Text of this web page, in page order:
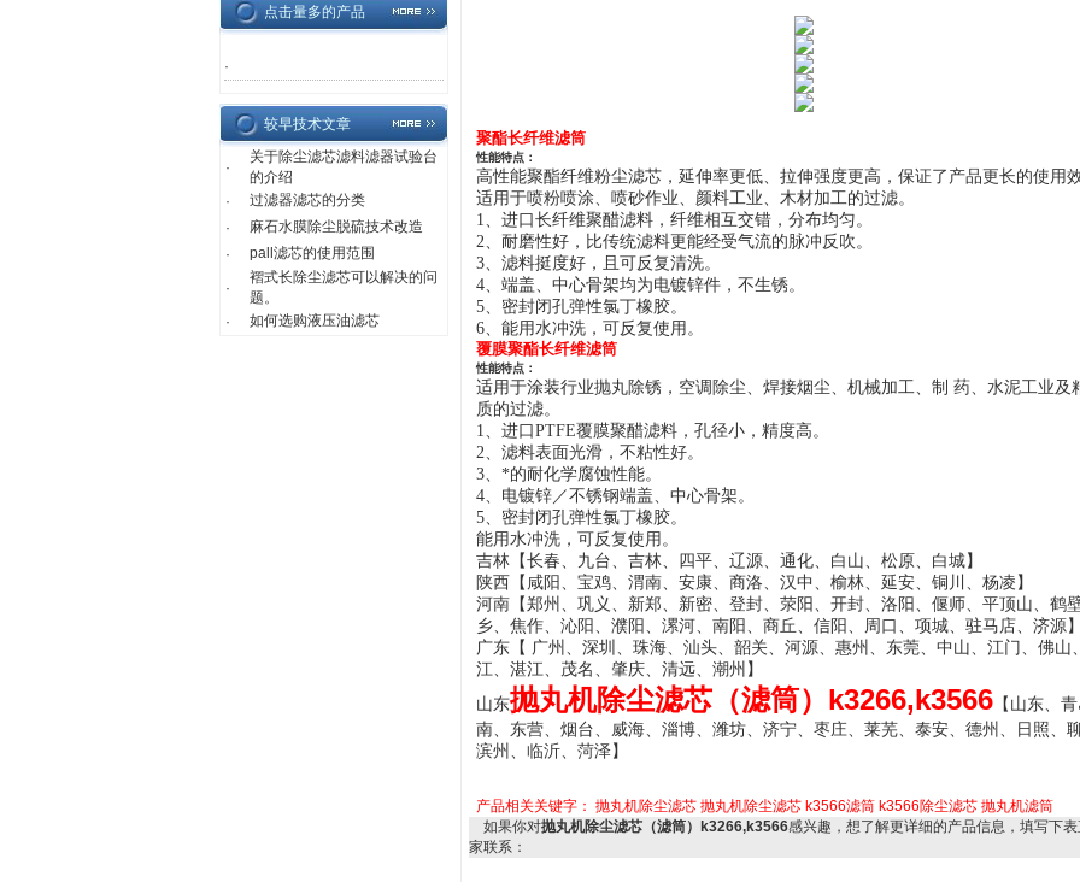
点击量多的产品
·
较早技术文章
·
关于除尘滤芯滤料滤器试验台
的介绍
·
过滤器滤芯的分类
·
麻石水膜除尘脱硫技术改造
·
pall滤芯的使用范围
·
褶式长除尘滤芯可以解决的问
题。
·
如何选购液压油滤芯
聚酯长纤维滤筒
性能特点：
高性能聚酯纤维粉尘滤芯 ，延伸率更低、拉伸强度更高，保证了产品更长的使用
适用于喷粉喷涂、喷砂作业、颜料工业、木材加工的过滤。
1、进口长纤维聚醋滤料，纤维相互交错，分布均匀。
2、耐磨性好，比传统滤料更能经受气流的脉冲反吹。
3、滤料挺度好，且可反复清洗。
4、端盖、中心骨架均为电镀锌件，不生锈。
5、密封闭孔弹性氯丁橡胶。
6、 能用水冲洗，可反复使用。
覆膜聚酯长纤维滤筒
性能特点：
适用于涂装行业抛丸除锈，空调除尘、焊接烟尘、机械加工、制 药、水泥工业及
质的过滤。
1、进口PTFE覆膜聚醋滤料，孔径小，精度高。
2、滤料表面光滑，不粘性好。
3、 *的耐化学腐蚀性能。
4、电镀锌／不锈钢端盖、中心骨架。
5、密封闭孔弹性氯丁橡胶。
能用水冲洗，可反复使用。
吉林【长春、九台、吉林、四平、辽源、通化、白山、松原、白城】
陕西【咸阳、宝鸡、渭南、安康、商洛、汉中、榆林、延安、铜川、杨凌】
河南【郑州、巩义、新郑、新密、登封、荥阳、开封、洛阳、偃师、平顶山、鹤
乡、焦作、沁阳、濮阳、漯河、南阳、商丘、信阳、周口、项城、驻马店、济源
广东【 广州 、 深圳 、 珠海、 汕头、 韶关、 河源、 惠州 、 东莞、 中山、 江门 、 佛山
江、 湛江、 茂名 、 肇庆、 清远、潮州】
山东抛丸机除尘滤芯（滤筒）k3266,k3566 【山东、
南、东营、烟台、威海、淄博、潍坊、济宁、枣庄、莱芜、泰安、德州、日照、
滨州、临沂、菏泽】
产品相关关键字： 抛丸机除尘滤芯 抛丸机除尘滤芯 k3566滤筒 k3566除尘滤芯 抛丸机滤筒
如果你对抛丸机除尘滤芯（滤筒）k3266,k3566感兴趣，想了解更详细的产品信息，填写下
家联系：